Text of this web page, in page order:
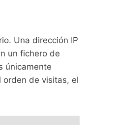
Una dirección IP
un fichero de
únicamente
orden de visitas, el